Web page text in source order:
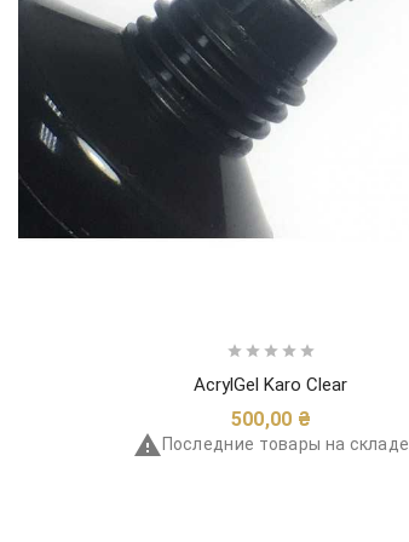
    
AcrylGel Karo Clear
500,00 ₴
Последние товары на складе